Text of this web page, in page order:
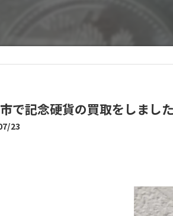
で記念硬貨の買取をしまし
23